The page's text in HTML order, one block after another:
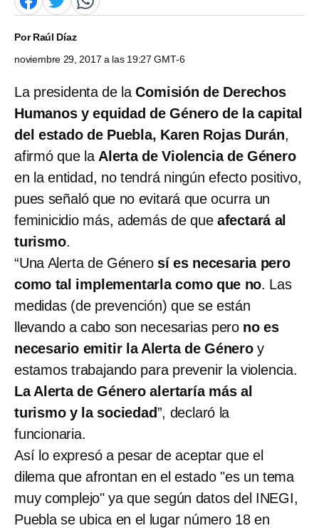
PorRaúl Díaz
noviembre 29, 2017 a las 19:27 GMT-6
La presidenta de laComisión de Derechos
Humanos y equidad de Género de la capital
del estado de Puebla, Karen Rojas Durán,
afirmó que la Alerta de Violencia de Género
en la entidad, no tendrá ningún efecto positivo,
pues señaló que no evitará que ocurra un
feminicidio más, además de queafectará al
turismo.
“Una Alerta de Género sí es necesaria pero
como tal implementarla como que no. Las
medidas (de prevención) que se están
llevando a cabo son necesarias pero no es
necesario emitir la Alerta de Géneroy
estamos trabajando para prevenir la violencia.
La Alerta de Género alertaría más al
turismo y la sociedad”, declaró la
funcionaria.
Así lo expresó a pesar de aceptar que el
dilema que afrontan en el estado "es un tema
muy complejo" ya que según datos del INEGI,
Puebla se ubica en el lugar número 18 en